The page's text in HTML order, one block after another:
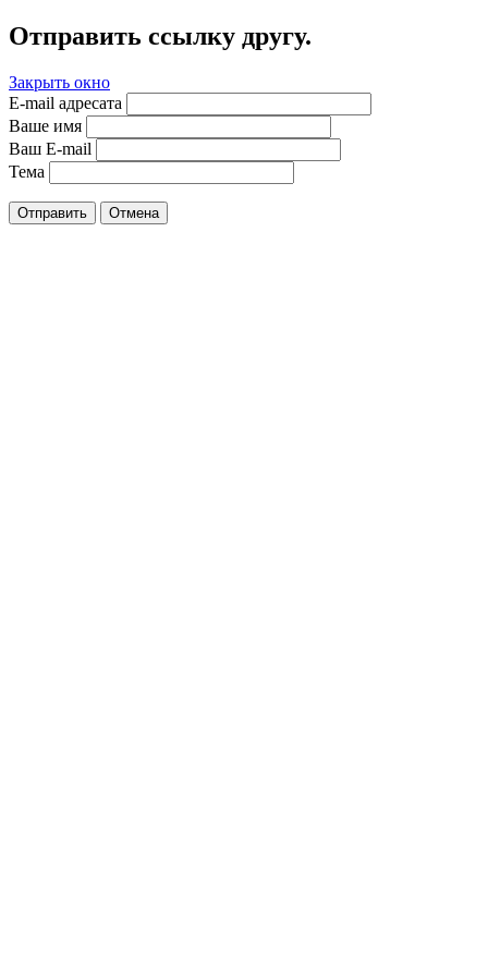
Отправить ссылку другу.
Закрыть окно
E-mail адресата
Ваше имя
Ваш E-mail
Тема
Отправить Отмена